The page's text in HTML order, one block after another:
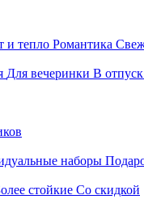
и тепло Романтика
Для вечеринки В отпуск
наборы
стойкие Со скидкой